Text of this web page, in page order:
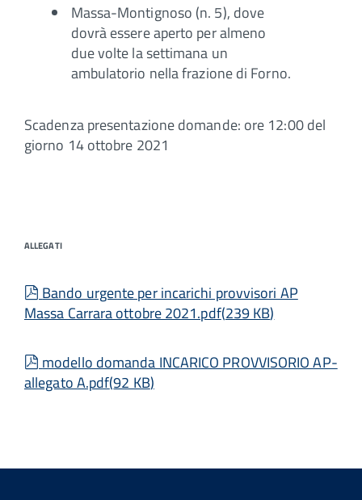
Massa-Montignoso (n. 5), dove
dovrà essere aperto per almeno
due volte la settimana un
ambulatorio nella frazione di Forno.
Scadenza presentazione domande: ore 12:00 del
giorno 14 ottobre 2021
ALLEGATI
pdf
Bando urgente per incarichi provvisori AP
Massa Carrara ottobre 2021.pdf(239 KB)
pdf
modello domanda INCARICO PROVVISORIO AP-
allegato A.pdf(92 KB)